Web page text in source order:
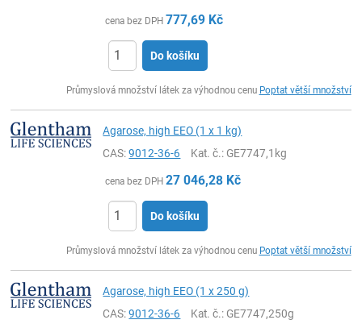
cena bez DPH 777,69 Kč
Do košíku
Průmyslová množství látek za výhodnou cenu Poptat větší množství
Agarose, high EEO (1 x 1 kg)
CAS:9012-36-6 Kat. č.: GE7747,1kg
cena bez DPH 27 046,28 Kč
Do košíku
Průmyslová množství látek za výhodnou cenu Poptat větší množství
Agarose, high EEO (1 x 250 g)
CAS:9012-36-6 Kat. č.: GE7747,250g